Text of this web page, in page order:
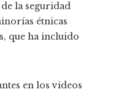
la seguridad
étnicas
que ha incluido
en los videos